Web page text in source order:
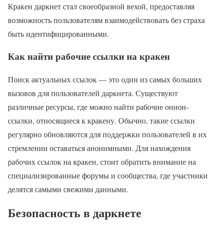
Кракен даркнет стал своеобразной вехой, предоставляя
возможность пользователям взаимодействовать без страха
быть идентифицированными.
Как найти рабочие ссылки на кракен
Поиск актуальных ссылок — это один из самых больших
вызовов для пользователей даркнета. Существуют
различные ресурсы, где можно найти рабочие онион-
ссылки, относящиеся к кракену. Обычно, такие ссылки
регулярно обновляются для поддержки пользователей в их
стремлении оставаться анонимными. Для нахождения
рабочих ссылок на кракен, стоит обратить внимание на
специализированные форумы и сообщества, где участники
делятся самыми свежими данными.
Безопасность в даркнете